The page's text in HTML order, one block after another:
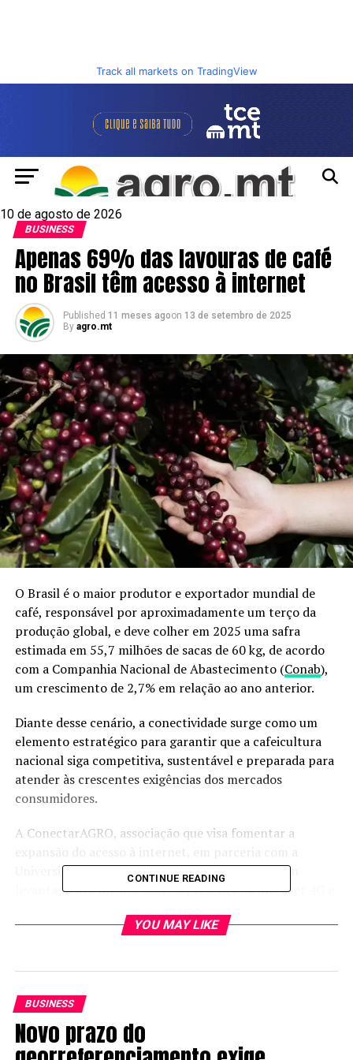
Track all markets on TradingView
10 de agosto de 2026
BUSINESS
Apenas 69% das lavouras de café
no Brasil têm acesso à internet
Published 11 meses agoon 13 de setembro de 2025
By agro.mt
O Brasil é o maior produtor e exportador mundial de
café, responsável por aproximadamente um terço da
produção global, e deve colher em 2025 uma safra
estimada em 55,7 milhões de sacas de 60 kg, de acordo
com a Companhia Nacional de Abastecimento (Conab),
um crescimento de 2,7% em relação ao ano anterior.
Diante desse cenário, a conectividade surge como um
elemento estratégico para garantir que a cafeicultura
nacional siga competitiva, sustentável e preparada para
atender às crescentes exigências dos mercados
consumidores.
A ConectarAGRO, associação que visa fomentar a
Universidade Federal de Viçosa (UFV), realizou um
levantamento inédito sobre a presença da internet 4G e
com cobertura digital.
redes móveis, um avanço expressivo, mas que também
municípios.
CONTINUE READING
YOU MAY LIKE
BUSINESS
Novo prazo do